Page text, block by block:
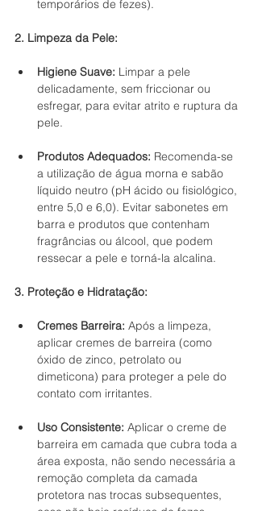
temporários de fezes).
2. Limpeza da Pele:
Higiene Suave: Limpar a pele
delicadamente, sem friccionar ou
esfregar, para evitar atrito e ruptura da
pele.
Produtos Adequados: Recomenda-se
a utilização de água morna e sabão
líquido neutro (pH ácido ou fisiológico,
entre 5,0 e 6,0). Evitar sabonetes em
barra e produtos que contenham
fragrâncias ou álcool, que podem
ressecar a pele e torná-la alcalina.
3. Proteção e Hidratação:
Cremes Barreira: Após a limpeza,
aplicar cremes de barreira (como
óxido de zinco, petrolato ou
dimeticona) para proteger a pele do
contato com irritantes.
Uso Consistente: Aplicar o creme de
barreira em camada que cubra toda a
área exposta, não sendo necessária a
remoção completa da camada
protetora nas trocas subsequentes,